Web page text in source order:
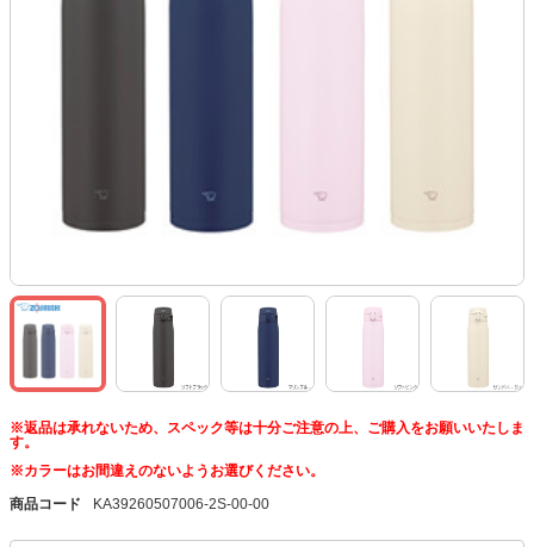
※返品は承れないため、スペック等は十分ご注意の上、ご購入をお願いいたしま
す。
※カラーはお間違えのないようお選びください。
商品コード
KA39260507006-2S-00-00